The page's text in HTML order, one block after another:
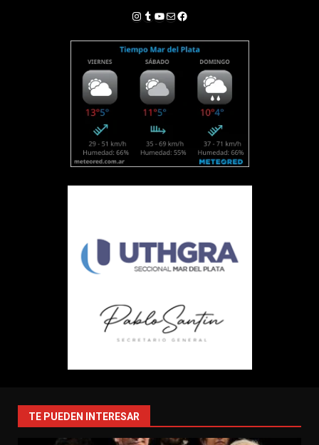
Instagram
Tumblr
YouTube
Correo electrónico
Facebook
TE PUEDEN INTERESAR